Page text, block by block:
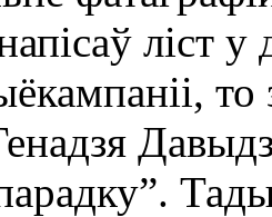
ліст